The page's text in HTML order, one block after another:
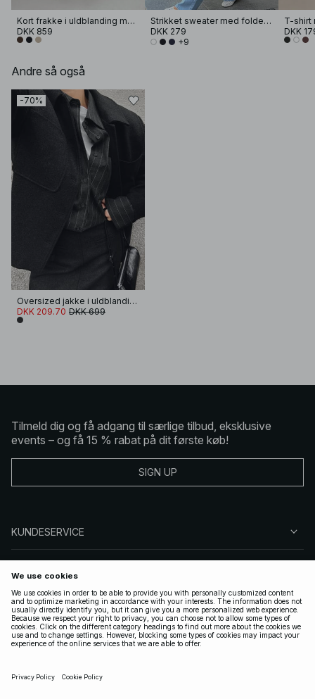
Kort frakke i uldblanding med tørklædedetalje
DKK 859
Strikket sweater med foldet ærme
DKK 279
+9
T-shirt
DKK
Andre så også
-70%
Oversized jakke i uldblanding
DKK 209.70 DKK 699
Tilmeld dig og få adgang til særlige tilbud, eksklusive
events – og få 15 % rabat på dit første køb!
SIGN UP
KUNDESERVICE
FØLG OS
GYLDIGE